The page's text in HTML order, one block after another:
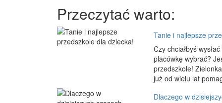
Przeczytać warto:
Tanie i najlepsze
Czy chciałbyś
placówkę wybrać?
przedszkole!
już od wielu lat
Dlaczego w